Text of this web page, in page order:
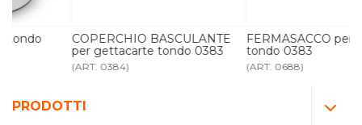
PRODOTTI
COPERCHIO BASCULANTE
per gettacarte tondo 0383
FERMASACCO per gettacarte
tondo 0383